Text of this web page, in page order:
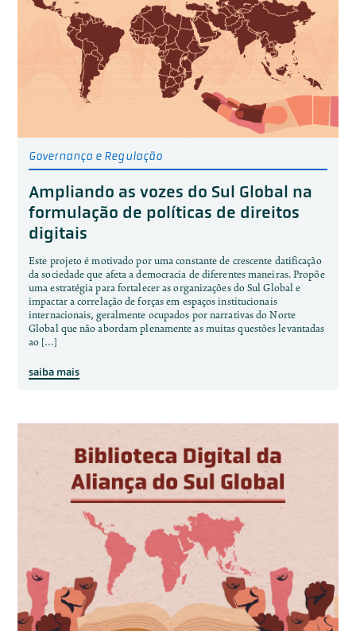
Governança e Regulação
Ampliando as vozes do Sul Global na
formulação de políticas de direitos
digitais
Este projeto é motivado por uma constante de crescente datificação
da sociedade que afeta a democracia de diferentes maneiras. Propõe
uma estratégia para fortalecer as organizações do Sul Global e
impactar a correlação de forças em espaços institucionais
internacionais, geralmente ocupados por narrativas do Norte
Global que não abordam plenamente as muitas questões levantadas
ao […]
saiba mais